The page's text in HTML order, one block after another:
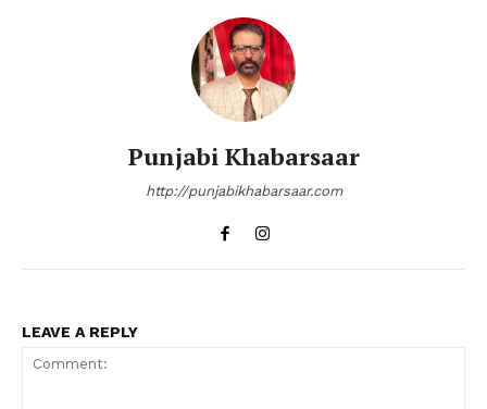
Punjabi Khabarsaar
http://punjabikhabarsaar.com
LEAVE A REPLY